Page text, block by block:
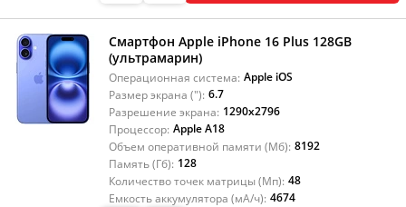
Смартфон Apple iPhone 16 Plus 128GB
(ультрамарин)
Операционная система: Apple iOS
Размер экрана ("): 6.7
Разрешение экрана: 1290x2796
Процессор: Apple A18
Объем оперативной памяти (Мб): 8192
Память (Гб): 128
Количество точек матрицы (Мп): 48
Емкость аккумулятора (мА/ч): 4674